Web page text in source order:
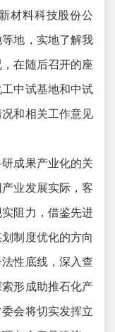
料科技股份公
地，实地了解我
在随后召开的座
中试基地和中试
和相关工作意见
成果产业化的关
业发展实际，客
阻力，借鉴先进
制度优化的方向
性底线，深入查
形成助推石化产
会将切实发挥立